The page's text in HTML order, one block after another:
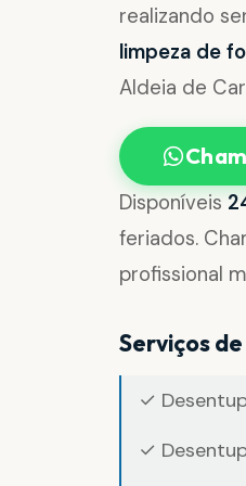
realizando
limpeza de
Aldeia de
Disponíveis
feriados.
profissional
Serviços
✓
✓